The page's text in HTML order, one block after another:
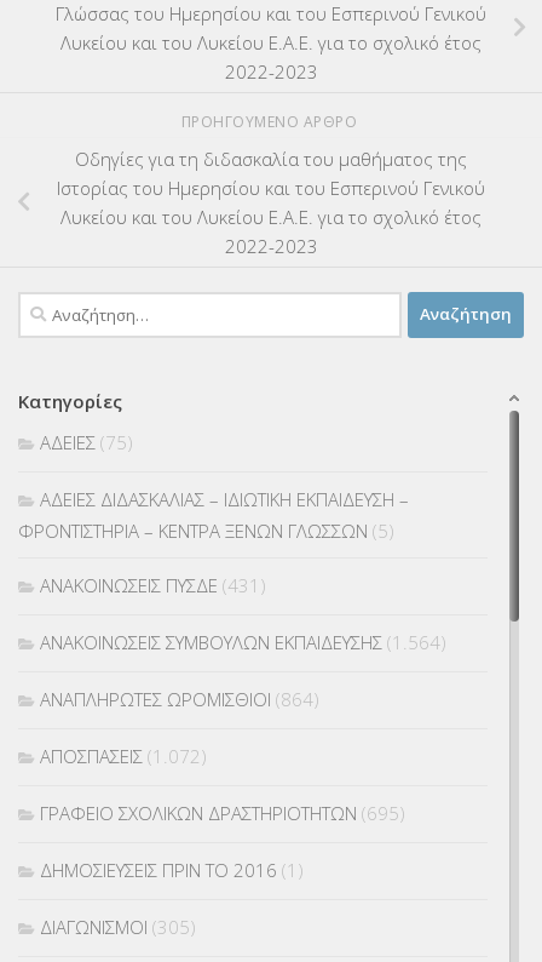
Γλώσσας του Ημερησίου και του Εσπερινού Γενικού
Λυκείου και του Λυκείου Ε.Α.Ε. για το σχολικό έτος
2022-2023
ΠΡΟΗΓΟΎΜΕΝΟ ΆΡΘΡΟ
Οδηγίες για τη διδασκαλία του μαθήματος της
Ιστορίας του Ημερησίου και του Εσπερινού Γενικού
Λυκείου και του Λυκείου Ε.Α.Ε. για το σχολικό έτος
2022-2023
Αναζήτηση
για:
Κατηγορίες
ΑΔΕΙΕΣ (75)
ΑΔΕΙΕΣ ΔΙΔΑΣΚΑΛΙΑΣ – ΙΔΙΩΤΙΚΗ ΕΚΠΑΙΔΕΥΣΗ –
ΦΡΟΝΤΙΣΤΗΡΙΑ – ΚΕΝΤΡΑ ΞΕΝΩΝ ΓΛΩΣΣΩΝ (5)
ΑΝΑΚΟΙΝΩΣΕΙΣ ΠΥΣΔΕ (431)
ΑΝΑΚΟΙΝΩΣΕΙΣ ΣΥΜΒΟΥΛΩΝ ΕΚΠΑΙΔΕΥΣΗΣ (1.564)
ΑΝΑΠΛΗΡΩΤΕΣ ΩΡΟΜΙΣΘΙΟΙ (864)
ΑΠΟΣΠΑΣΕΙΣ (1.072)
ΓΡΑΦΕΙΟ ΣΧΟΛΙΚΩΝ ΔΡΑΣΤΗΡΙΟΤΗΤΩΝ (695)
ΔΗΜΟΣΙΕΥΣΕΙΣ ΠΡΙΝ ΤΟ 2016 (1)
ΔΙΑΓΩΝΙΣΜΟΙ (305)